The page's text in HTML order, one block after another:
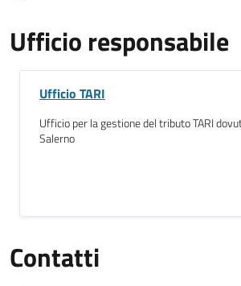
Ufficio responsabile
Ufficio TARI
Ufficio per la gestione del tributo TARI
Salerno
Contatti